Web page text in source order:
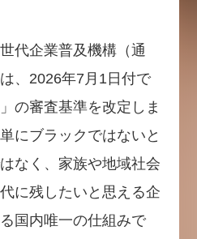
代企業普及機構（通
、2026年7月1日付で
の審査基準を改定しま
にブラックではないと
なく、家族や地域社会
に残したいと思える企
国内唯一の仕組みで